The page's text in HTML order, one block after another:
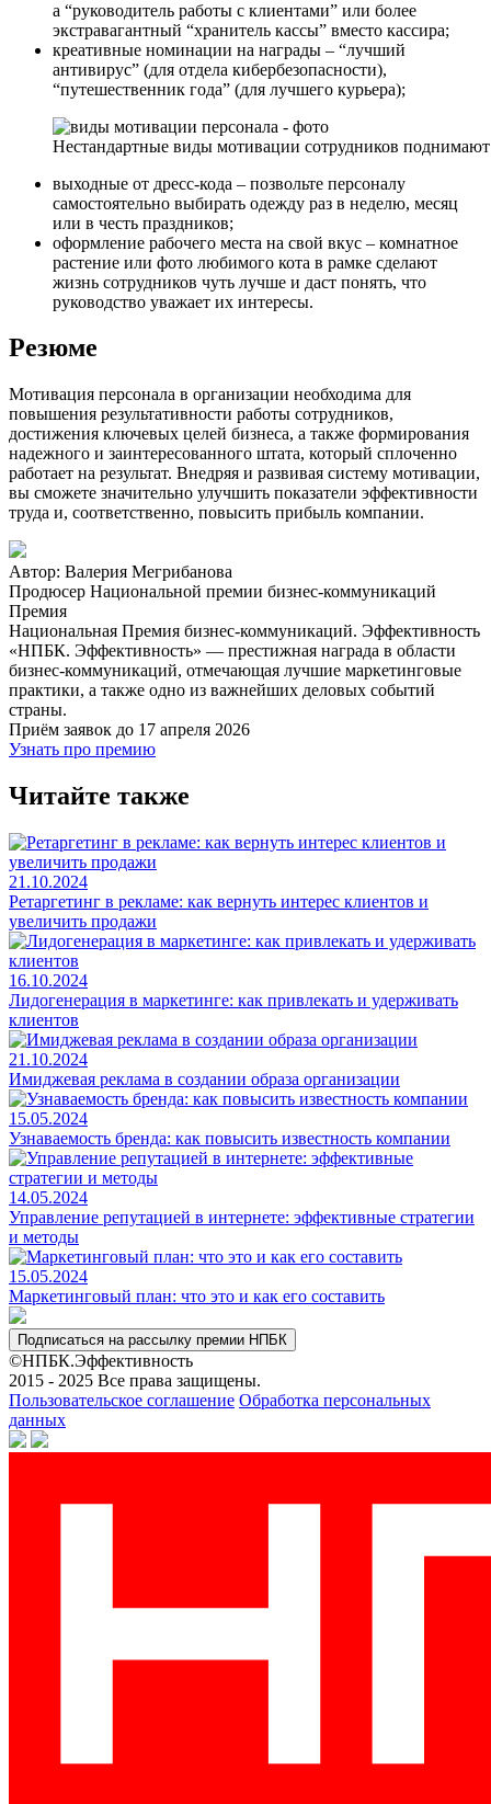
а “руководитель работы с клиентами” или более
экстравагантный “хранитель кассы” вместо кассира;
креативные номинации на награды – “лучший
антивирус” (для отдела кибербезопасности),
“путешественник года” (для лучшего курьера);
Нестандартные виды мотивации сотрудников поднимают
выходные от дресс-кода – позвольте персоналу
самостоятельно выбирать одежду раз в неделю, месяц
или в честь праздников;
оформление рабочего места на свой вкус – комнатное
растение или фото любимого кота в рамке сделают
жизнь сотрудников чуть лучше и даст понять, что
руководство уважает их интересы.
Резюме
Мотивация персонала в организации необходима для
повышения результативности работы сотрудников,
достижения ключевых целей бизнеса, а также формирования
надежного и заинтересованного штата, который сплоченно
работает на результат. Внедряя и развивая систему мотивации,
вы сможете значительно улучшить показатели эффективности
труда и, соответственно, повысить прибыль компании.
Автор: Валерия Мегрибанова
Продюсер Национальной премии бизнес-коммуникаций
Премия
Национальная Премия бизнес-коммуникаций. Эффективность
«НПБК. Эффективность» — престижная награда в области
бизнес-коммуникаций, отмечающая лучшие маркетинговые
практики, а также одно из важнейших деловых событий
страны.
Приём заявок до 17 апреля 2026
Узнать про премию
Читайте также
21.10.2024
Ретаргетинг в рекламе: как вернуть интерес клиентов и
увеличить продажи
16.10.2024
Лидогенерация в маркетинге: как привлекать и удерживать
клиентов
21.10.2024
Имиджевая реклама в создании образа организации
15.05.2024
Узнаваемость бренда: как повысить известность компании
14.05.2024
Управление репутацией в интернете: эффективные стратегии
и методы
15.05.2024
Маркетинговый план: что это и как его составить
Подписаться на рассылку премии НПБК
©НПБК.Эффективность
2015 - 2025 Все права защищены.
Пользовательское соглашение Обработка персональных
данных